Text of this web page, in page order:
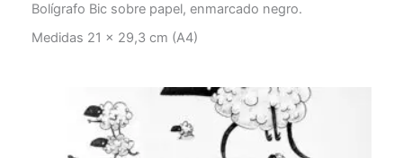
Bolígrafo Bic sobre papel, enmarcado negro.
Medidas 21 x 29,3 cm (A4)